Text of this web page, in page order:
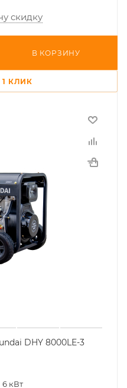
скидку
В КОРЗИНУ
КЛИК
DHY 8000LE-3
6 кВт